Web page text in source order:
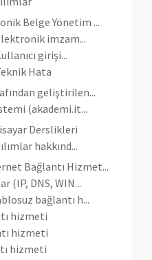
Belge Yönetim ...
imzam...
girişi...
Hata
geliştirilen...
(akademi.it...
Derslikleri
hakkınd...
Bağlantı Hizmet...
(IP, DNS, WIN...
bağlantı h...
hizmeti
hizmeti
hizmeti